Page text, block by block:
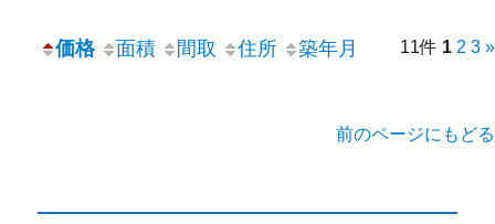
価格 面積 間取 住所 築年月 11件 1 2 3 »
前のページにもどる